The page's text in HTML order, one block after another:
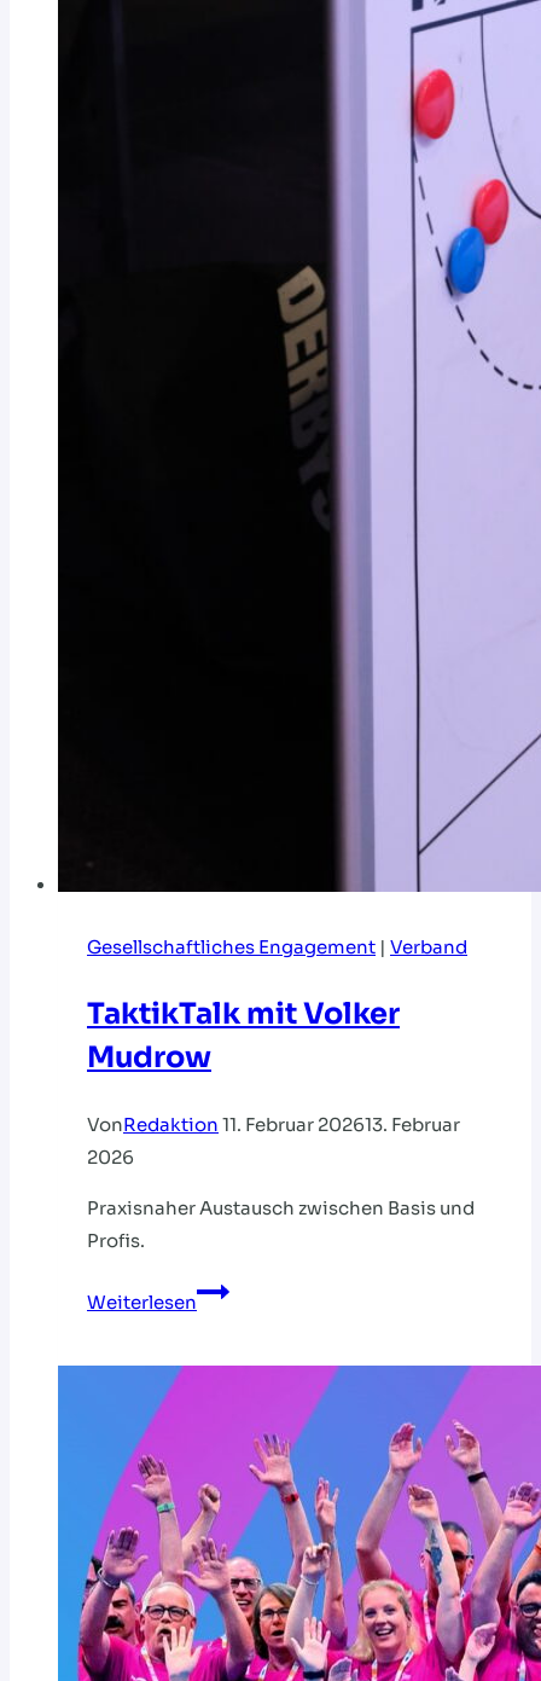
Gesellschaftliches Engagement | Verband
TaktikTalk mit Volker
Mudrow
VonRedaktion 11. Februar 202613. Februar
2026
Praxisnaher Austausch zwischen Basis und
Profis.
Weiterlesen
TaktikTalk